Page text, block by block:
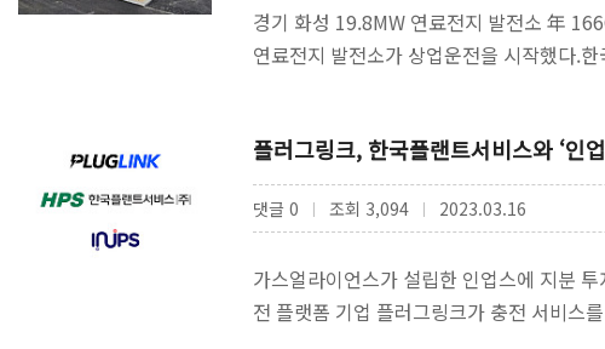
경기 화성 19.8MW 연료전지 발전소 年
연료전지 발전소가 상업운전을 시작했다.
플러그링크, 한국플랜트서비스와 ‘인
댓글 0 | 조회 3,094 | 2023.03.16
가스얼라이언스가 설립한 인업스에 지분
전 플랫폼 기업 플러그링크가 충전 서비스